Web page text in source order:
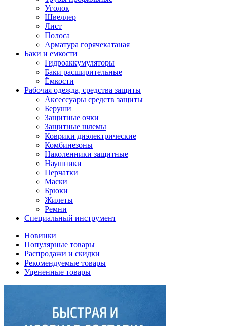
Уголок
Швеллер
Лист
Полоса
Арматура горячекатаная
Баки и емкости
Гидроаккумуляторы
Баки расширительные
Ёмкости
Рабочая одежда, средства защиты
Аксессуары средств защиты
Беруши
Защитные очки
Защитные шлемы
Коврики диэлектрические
Комбинезоны
Наколенники защитные
Наушники
Перчатки
Маски
Брюки
Жилеты
Ремни
Специальный инструмент
Новинки
Популярные товары
Распродажи и скидки
Рекомендуемые товары
Уцененные товары